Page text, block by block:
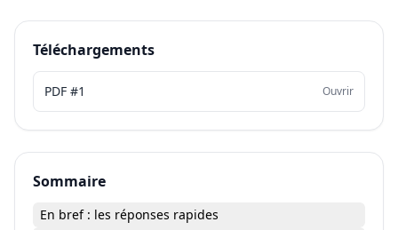
Téléchargements
PDF #1 Ouvrir
Sommaire
En bref : les réponses rapides